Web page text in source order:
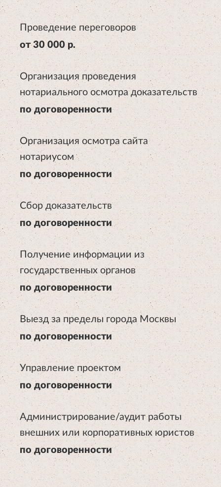
Проведение переговоров
от 30 000 р.
Организация проведения
нотариального осмотра доказательств
по договоренности
Организация осмотра сайта
нотариусом
по договоренности
Сбор доказательств
по договоренности
Получение информации из
государственных органов
по договоренности
Выезд за пределы города Москвы
по договоренности
Управление проектом
по договоренности
Администрирование/аудит работы
внешних или корпоративных юристов
по договоренности